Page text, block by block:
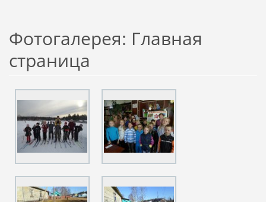
Фотогалерея: Главная
страница